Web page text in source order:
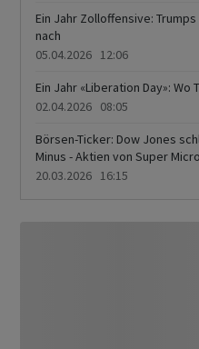
Ein Jahr Zolloffensive:
nach
05.04.2026 12:06
Ein Jahr «Liberation Day»:
02.04.2026 08:05
Börsen-Ticker: Dow Jones
Minus - Aktien von Super
- Aktie von Mobilezone steigt
20.03.2026 16:15